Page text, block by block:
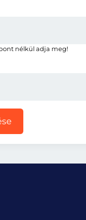
nélkül adja meg!